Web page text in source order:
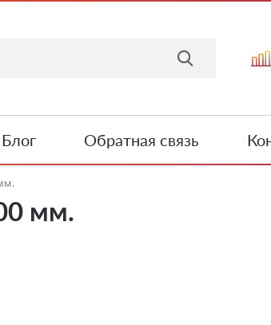
Блог Обратная связь
мм.